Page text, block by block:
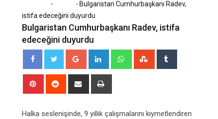
- - Bulgaristan Cumhurbaşkanı Radev,
istifa edeceğini duyurdu
Bulgaristan Cumhurbaşkanı Radev, istifa
edeceğini duyurdu
Google+ LinkedIn WhatsappStumbleUpon
Pinterest Reddit
Share
Halka seslenişinde, 9 yıllık çalışmalarını kıymetlendiren